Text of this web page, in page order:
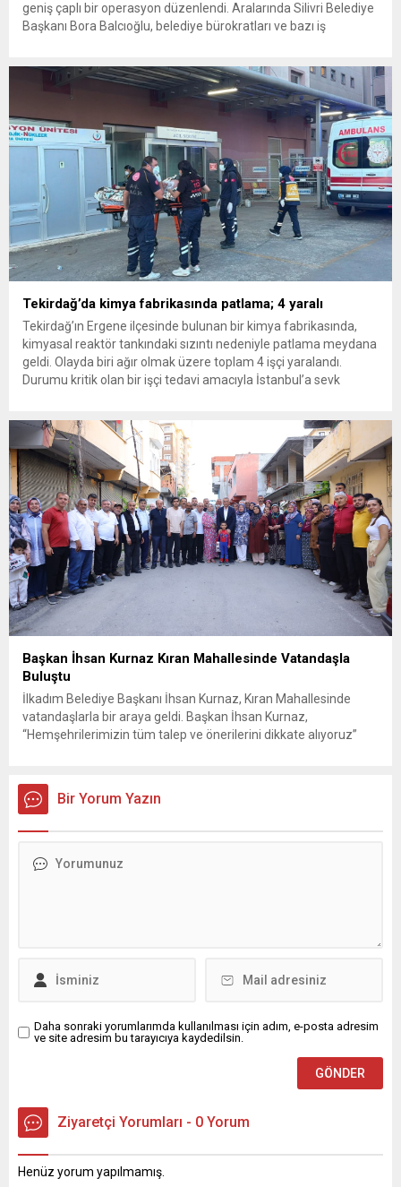
geniş çaplı bir operasyon düzenlendi. Aralarında Silivri Belediye
Başkanı Bora Balcıoğlu, belediye bürokratları ve bazı iş
inceleme ve arama çalışmaları devam ediyor. İstanbul’da...
Tekirdağ’da kimya fabrikasında patlama; 4 yaralı
Tekirdağ’ın Ergene ilçesinde bulunan bir kimya fabrikasında,
kimyasal reaktör tankındaki sızıntı nedeniyle patlama meydana
geldi. Olayda biri ağır olmak üzere toplam 4 işçi yaralandı.
Durumu kritik olan bir işçi tedavi amacıyla İstanbul’a sevk
ilçesine...
Başkan İhsan Kurnaz Kıran Mahallesinde Vatandaşla
Buluştu
İlkadım Belediye Başkanı İhsan Kurnaz, Kıran Mahallesinde
vatandaşlarla bir araya geldi. Başkan İhsan Kurnaz,
“Hemşehrilerimizin tüm talep ve önerilerini dikkate alıyoruz”
sohbet eden, onların talep ve önerileri dinleyen Başkan İhsan
Kurnaz, gelen taleplerin çözümü için...
Bir Yorum Yazın
Daha sonraki yorumlarımda kullanılması için adım, e-posta adresim
ve site adresim bu tarayıcıya kaydedilsin.
Ziyaretçi Yorumları - 0 Yorum
Henüz yorum yapılmamış.